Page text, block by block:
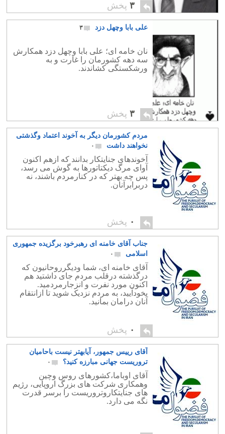
۳ پخش
علی بابا وچهل دزد ۳
نان خامه ای؛ علی بابا وچهل دزد همکارش
سه دهه کشورمان را غارت و به
ورشکستگی کشاندند.
۳ پخش
مردم کشورمان دیگر به آخوند اعتماد وگذشتی
نخواهند داشت
۰
آخوندهای جنایتکار بدانند که ازهم اکنون
آوای مرگ دیکتاتورها به گوش می رسد،
پس چه بهتر که در کنارمردم باشند، نه
دربرابرآنان.
۰ پخش
جناب آقای خامنه ای رهبرخود برگزیده جمهوری
اسلامی
۰
آقای خامنه ای، شما ودیگرروحانیون که
درگذشته درقلب مردم جای داشتید هم
اکنون مورد نفرت و انزجارمردمید.
بخودآیید، به مردم نزدیک شوید تا ازانتقام
آنان درامان بمانید.
۰ پخش
آقای رییس جمهور، آیابهتر نیست باحامیان
تروریست جهانی مبارزه کنید؟
۰
آقای اوباما،کشورهای روس وچین
وهمکاری شرکت های بزرگ اروپایی، رژیم
های جنایتکاروتروریست را برسر قدرت
نگه می دارد.